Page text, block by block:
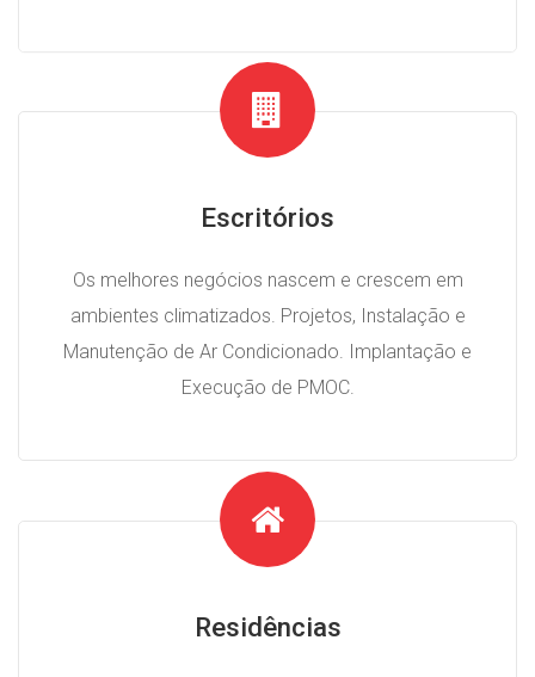
Escritórios
Os melhores negócios nascem e crescem em
ambientes climatizados. Projetos, Instalação e
Manutenção de Ar Condicionado. Implantação e
Execução de PMOC.
Residências